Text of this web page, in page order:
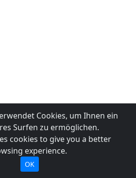
Cookies, um Ihnen ein
Surfen zu ermöglichen.
cookies to give you a better
experience.
OK